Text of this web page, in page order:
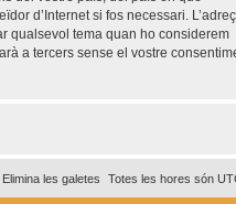
d’Internet si fos necessari.
qualsevol tema quan ho considerem
a tercers sense el vostre
Totes les hores són
Elimina les galetes